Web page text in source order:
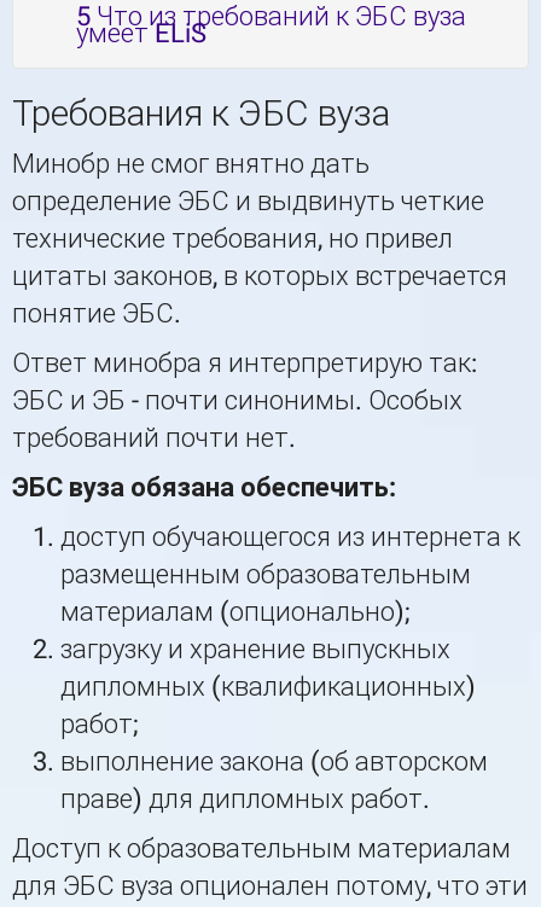
5 Что из требований к ЭБС вуза
умеет ELiS
Требования к ЭБС вуза
Минобр не смог внятно дать
определение ЭБС и выдвинуть четкие
технические требования, но привел
цитаты законов, в которых встречается
понятие ЭБС.
Ответ минобра я интерпретирую так:
ЭБС и ЭБ - почти синонимы. Особых
требований почти нет.
ЭБС вуза обязана обеспечить:
доступ обучающегося из интернета к
размещенным образовательным
материалам (опционально);
загрузку и хранение выпускных
дипломных (квалификационных)
работ;
выполнение закона (об авторском
праве) для дипломных работ.
Доступ к образовательным материалам
для ЭБС вуза опционален потому, что эти